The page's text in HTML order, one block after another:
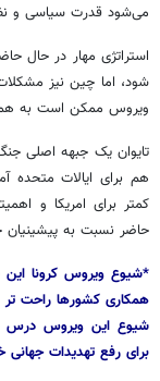
می‌شود قدرت سیاسی و
استراتژی مهار در حال
شود، اما چین نیز
ویروس ممکن است به
تایوان یک جبهه اصلی
هم برای ایالات متحده
کمتر برای امریکا و
حاضر نسبت به
*شیوع ویروس کرونا این
همکاری کشورها راحت تر
شیوع این ویروس درس
برای رفع تهدیدات جهانی